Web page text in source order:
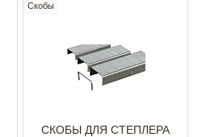
Скобы
СКОБЫ ДЛЯ СТЕПЛЕРА